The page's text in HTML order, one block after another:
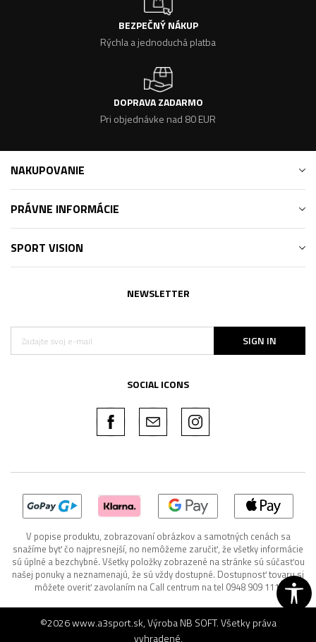
BEZPEČNÝ NÁKUP
Rýchla a jednoduchá platba
DOPRAVA ZADARMO
Pri objednávke nad 80 EUR
NAKUPOVANIE
PRÁVNE INFORMÁCIE
SPORT VISION
NEWSLETTER
SIGN IN
SOCIAL ICONS
V popise produktu, zobrazovaní obrázkov a samotných cenách sa
snažíme byť čo najpresnejší, no nemôžeme zaručiť, že všetky informácie
sú úplné a bezchybné. Všetky položky zobrazené na stránke sú súčasťou
našej ponuky a neznamenajú, že sú vždy dostupné. Dostupnosť tovaru si
môžete overiť zavolaním na Call centrum na tel 0948 909 111.
©2026www.a3sport.sk, VýrobaNB SOFT. Všetky práva
vyhradené.